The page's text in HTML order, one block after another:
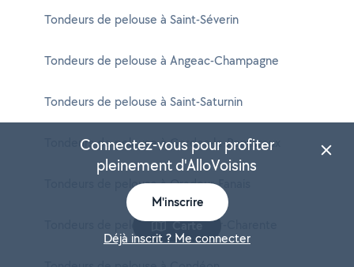
Tondeurs de pelouse à Saint-Séverin
Tondeurs de pelouse à Angeac-Champagne
Tondeurs de pelouse à Saint-Saturnin
Tondeurs de pelouse à Gardes-le-Pontaroux
Tondeurs de pelouse à Oradour-Fanais
Tondeurs de pelouse à Aunac-sur-Charente
Carte
Connectez-vous pour profiter
pleinement d'AlloVoisins
M'inscrire
Déjà inscrit ? Me connecter